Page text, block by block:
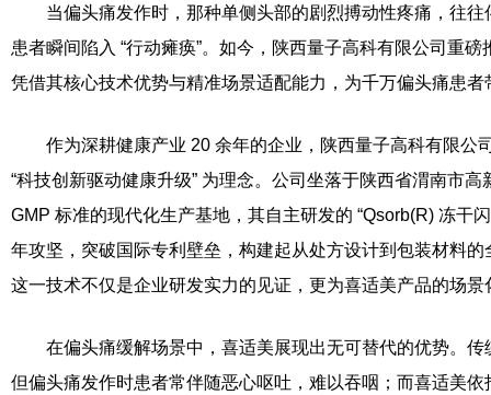
当偏头痛发作时，那种单侧头部的剧烈搏动性疼痛，往
患者瞬间陷入 “行动瘫痪”。如今，陕西量子高科有限公司重
凭借其核心技术优势与精准场景适配能力，为千万偏头痛患
作为深耕健康产业 20 余年的企业，陕西量子高科有限公
“科技创新驱动健康升级” 为理念。公司坐落于陕西省渭南市
GMP 标准的现代化生产基地，其自主研发的 “Qsorb(R) 冻干
年攻坚，突破国际专利壁垒，构建起从处方设计到包装材料
这一技术不仅是企业研发实力的见证，更为喜适美产品的场
在偏头痛缓解场景中，喜适美展现出无可替代的优势。
但偏头痛发作时患者常伴随恶心呕吐，难以吞咽；而喜适美